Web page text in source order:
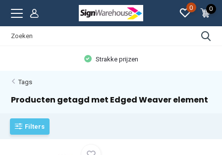
0 0
Strakke prijzen
Tags
Producten getagd met Edged Weaver element
Filters